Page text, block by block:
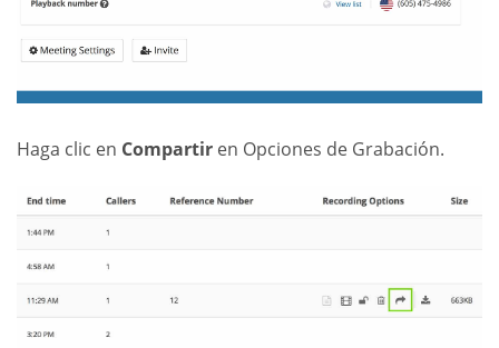
Haga clic en Compartir en Opciones de Grabación.